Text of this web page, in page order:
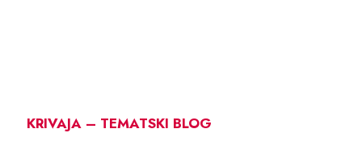
KRIVAJA – TEMATSKI BLOG